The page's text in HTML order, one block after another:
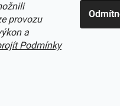
provozu
a
Podmínky